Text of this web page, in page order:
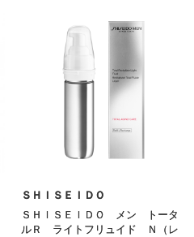
ＳＨＩＳＥＩＤＯ
ＳＨＩＳＥＩＤＯ メン トータ
ルＲ ライトフリュイド Ｎ（レ